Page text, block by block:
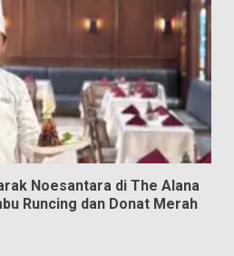
Noesantara di The Alana
Runcing dan Donat Merah